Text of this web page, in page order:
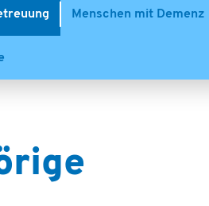
Menschen mit Demenz